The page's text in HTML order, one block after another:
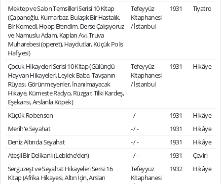
Mektep ve Salon Temsilleri Serisi 10 Kitap
(Çapanoğlu, Kumarbaz, Bulaşık Bir Hastalık,
Bir Komedi, Hoop Efendim, Derse Çalışıyoruz
ve Namuslu Adam, Kaplan Avı, Truva
Muharebesi (operet), Haydutlar, Küçük Polis
Hafiyesi)
Tefeyyüz
Kitaphanesi
/ İstanbul
1931 Tiyatro
Çocuk Hikayeleri Serisi 10 Kitap (Gülünçlü
Hayvan Hikayeleri, Leylek Baba, Tavşanın
Rüyası, Görünmeyenler, İnanılmayacak
Hikaye, Kümeste Radyo, Rüzgar, Tilki Kardeş,
Eşekarısı, Arslanla Köpek)
Tefeyyüz
Kitaphanesi
/ İstanbul
1931 Hikâye
Küçük Robenson - / - 1931
Hikâye
Merih'e Seyahat
- / - 1931
Hikâye
Deniz Altında Seyahat
- / - 1931
Hikâye
Ateşli Bir Delikanlı (Lebiche'den)
- / - 1931
Çeviri
Sergüzeşt ve Seyahat Hikayeleri Serisi 16
Kitap (Afrika Hikayesi, Altın İçin, Arslan
Tefeyyüz
Kitaphanesi
1932 Hikâye